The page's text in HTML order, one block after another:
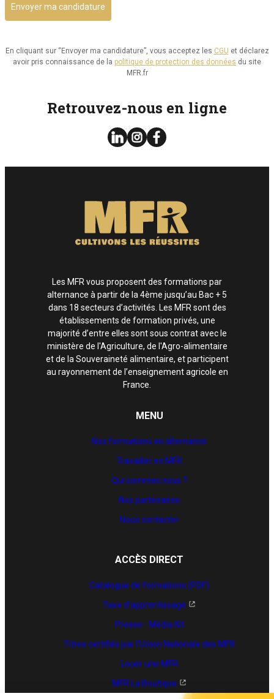
ou d’exercer votre droit à la limitation de leur utilisation. Par ailleurs, vous
disposez d’un droit d’opposition à cette utilisation et d’effacement de ces
Vous pouvez consulter le site de la CNIL.fr ou
Vous pouvez exercer les droits ci-dessus présentés en contactant notre
délégué à la protection des données à l’adresse dpo@mfr.asso.fr
En cliquant sur “Envoyer ma candidature”, vous acceptez les CGU et déclarez
avoir pris connaissance de la politique de protection des données du site
MFR.fr
Retrouvez-nous en ligne
Les MFR vous proposent des formations par
alternance à partir de la 4ème jusqu’au Bac + 5
dans 18 secteurs d’activités. Les MFR sont des
établissements de formation privés, une
majorité d’entre elles sont sous contrat avec le
ministère de l'Agriculture, de l'Agro-alimentaire
et de la Souveraineté alimentaire, et participent
au rayonnement de l’enseignement agricole en
France.
MENU
Nos formations en alternance
Travailler en MFR
Qui sommes nous ?
Nos partenaires
Nous contacter
ACCÈS DIRECT
Catalogue de formations (PDF)
Taxe d'apprentissage
Presse - Média Kit
Titres certifiés par l’Union Nationale des MFR
Louer une MFR
MFR La Boutique